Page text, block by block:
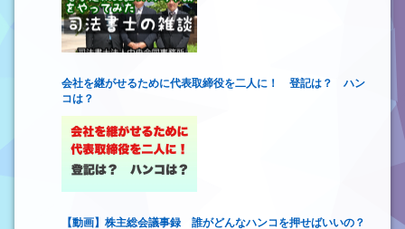
会社を継がせるために代表取締役を二人に！ 登記は？ ハン
コは？
【動画】株主総会議事録 誰がどんなハンコを押せばいいの？